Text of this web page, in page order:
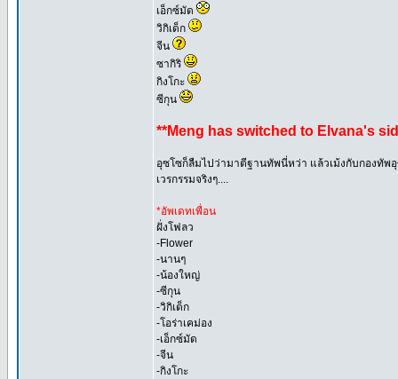
เอ็กซ์มัด
วิกิเด็ก
จีน
ซากิริ
กิงโกะ
ซีกุน
**Meng has switched to Elvana's
อุซโซก็ลืมไปว่ามาตีฐานทัพนี่หว่า แล้วเม้งกับกองทัพ
เวรกรรมจริงๆ....
*อัพเดทเพื่อน
ฝั่งโฟลว
-Flower
-นานๆ
-น้องใหญ่
-ซีกุน
-วิกิเด็ก
-โอร่าเคม่อง
-เอ็กซ์มัด
-จีน
-กิงโกะ